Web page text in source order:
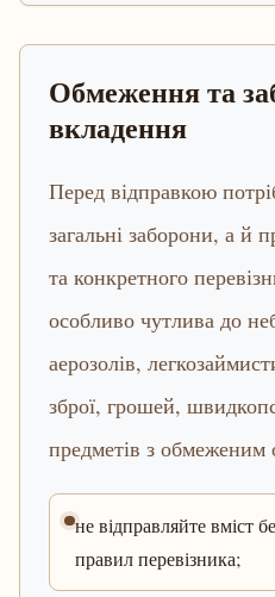
Обмеження та
вкладення
Перед відправкою
загальні заборони, а й
та конкретного
особливо чутлива до
аерозолів,
зброї, грошей,
предметів з обмеженим
не відправляйте вміст
правил перевізника;